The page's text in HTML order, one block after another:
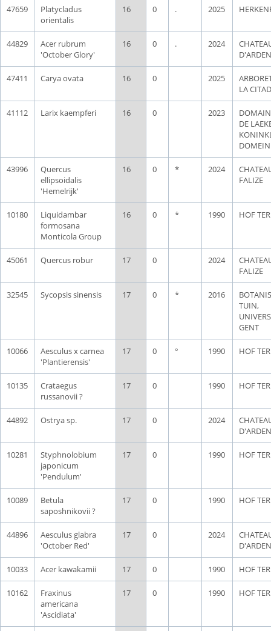
47659
Platycladus
orientalis
16 0 . 2025
44829
Acer rubrum
'October Glory'
16 0 . 2024
47411 Carya ovata 16 0 2025
LA
41112 Larix kaempferi 16 0 2023
DE
43996
Quercus
ellipsoidalis
'Hemelrijk'
16 0 * 2024
FALIZE
10180
Liquidambar
formosana
Monticola Group
16 0 * 1990 HOF
45061 Quercus robur 17 0 2024
FALIZE
32545 Sycopsis sinensis 17 0 * 2016
TUIN,
GENT
10066
Aesculus x carnea
'Plantierensis'
17 0 ° 1990 HOF
10135
Crataegus
russanovii ?
17 0 1990 HOF
44892 Ostrya sp. 17 0 2024
10281
Styphnolobium
japonicum
'Pendulum'
17 0 1990 HOF
10089
Betula
saposhnikovii ?
17 0 1990 HOF
44896
Aesculus glabra
'October Red'
17 0 2024
10033 Acer kawakamii 17 0 1990 HOF
10162
Fraxinus
americana
'Ascidiata'
17 0 1990 HOF